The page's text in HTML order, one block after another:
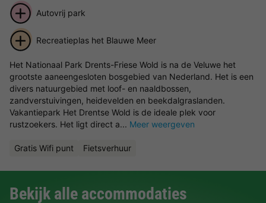
Autovrij park
Recreatieplas het Blauwe Meer
Het Nationaal Park Drents-Friese Wold is na de Veluwe het
grootste aaneengesloten bosgebied van Nederland. Het is een
divers natuurgebied met loof- en naaldbossen,
zandverstuivingen, heidevelden en beekdalgraslanden.
Vakantiepark Het Drentse Wold is de ideale plek voor
rustzoekers. Het ligt direct a... Meer weergeven
Gratis Wifi punt Fietsverhuur
Bekijk alle accommodaties